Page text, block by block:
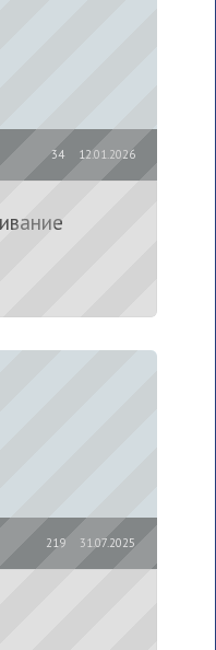
12.01.2026
34
31.07.2025
219